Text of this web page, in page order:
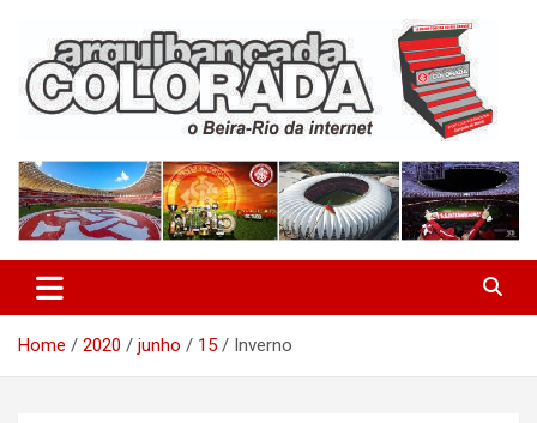
content
Arquibancada Colorada
Home 2020 junho 15 Inverno